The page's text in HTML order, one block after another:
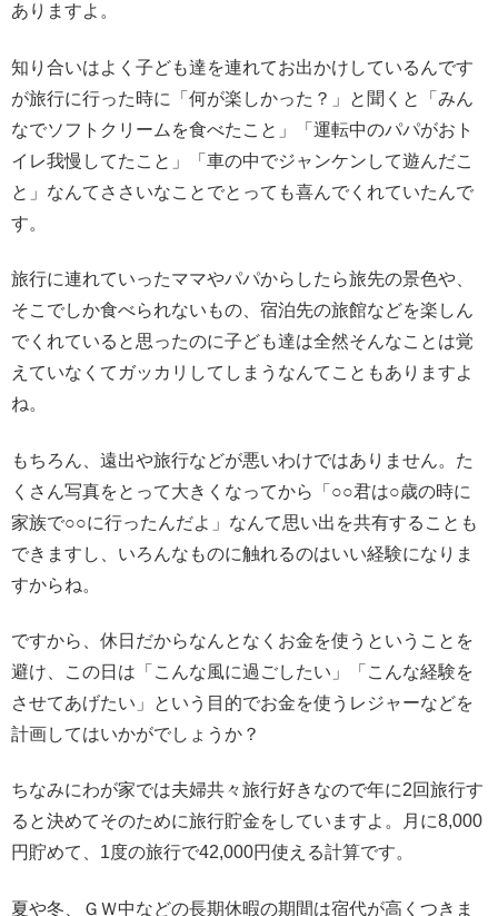
ありますよ。
知り合いはよく子ども達を連れてお出かけしているんです
が旅行に行った時に「何が楽しかった？」と聞くと「みん
なでソフトクリームを食べたこと」「運転中のパパがおト
イレ我慢してたこと」「車の中でジャンケンして遊んだこ
と」なんてささいなことでとっても喜んでくれていたんで
す。
旅行に連れていったママやパパからしたら旅先の景色や、
そこでしか食べられないもの、宿泊先の旅館などを楽しん
でくれていると思ったのに子ども達は全然そんなことは覚
えていなくてガッカリしてしまうなんてこともありますよ
ね。
もちろん、遠出や旅行などが悪いわけではありません。た
くさん写真をとって大きくなってから「○○君は○歳の時に
家族で○○に行ったんだよ」なんて思い出を共有することも
できますし、いろんなものに触れるのはいい経験になりま
すからね。
ですから、休日だからなんとなくお金を使うということを
避け、この日は「こんな風に過ごしたい」「こんな経験を
させてあげたい」という目的でお金を使うレジャーなどを
計画してはいかがでしょうか？
ちなみにわが家では夫婦共々旅行好きなので年に2回旅行す
ると決めてそのために旅行貯金をしていますよ。月に8,000
円貯めて、1度の旅行で42,000円使える計算です。
夏や冬、ＧＷ中などの長期休暇の期間は宿代が高くつきま